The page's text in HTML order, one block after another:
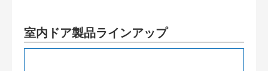
室内ドア製品ラインアップ